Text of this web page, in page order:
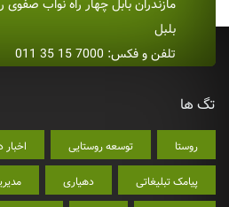
بلبل
تلفن و فکس: 7000 15 35 011
تگ ها
روستا توسعه روستایی
پیامک تبلیغاتی دهیاری